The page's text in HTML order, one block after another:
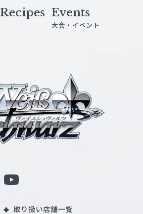
Events
大会・イベント
u
取り扱い店舗一覧